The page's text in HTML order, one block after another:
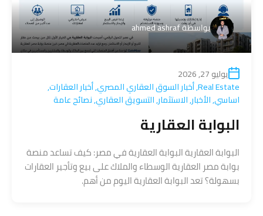
بواسطةahmed ashraf
يوليو 27, 2026
Real Estate
,أخبار السوق العقاري المصري,أخبار العقارات,
اساسي,الأخبار,الاستثمار,التسويق العقاري,نصائح عامة
البوابة العقارية
البوابة العقارية البوابة العقارية في مصر: كيف تساعد منصة
بوابة مصر العقارية الوسطاء والملاك على بيع وتأجير العقارات
بسهولة؟ تعد البوابة العقارية اليوم من أهم.